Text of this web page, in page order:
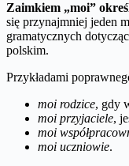
Zaimkiem „moi”
się przynajmniej jeden
gramatycznych
polskim.
Przykładami
moi rodzice, gdy
moi przyjaciele,
moi
moi uczniowie.